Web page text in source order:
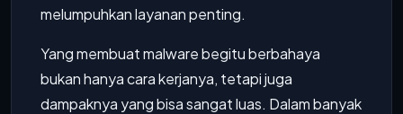
melumpuhkan layanan penting.
Yang membuat malware begitu berbahaya
bukan hanya cara kerjanya, tetapi juga
dampaknya yang bisa sangat luas. Dalam banyak